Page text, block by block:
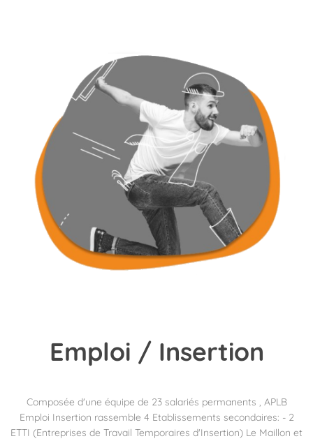
Emploi / Insertion
Composée d'une équipe de 23 salariés permanents , APLB
Emploi Insertion rassemble 4 Etablissements secondaires: - 2
ETTI (Entreprises de Travail Temporaires d'Insertion) Le Maillon et